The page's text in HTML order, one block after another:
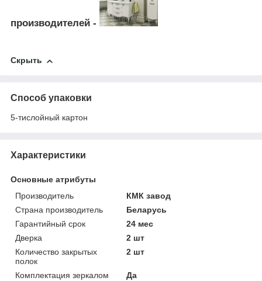
производителей -
Скрыть
Способ упаковки
5-тислойный картон
Характеристики
Основные атрибуты
Производитель
КМК завод
Страна производитель
Беларусь
Гарантийный срок
24 мес
Дверка
2 шт
Количество закрытых
полок
2 шт
Комплектация зеркалом
Да